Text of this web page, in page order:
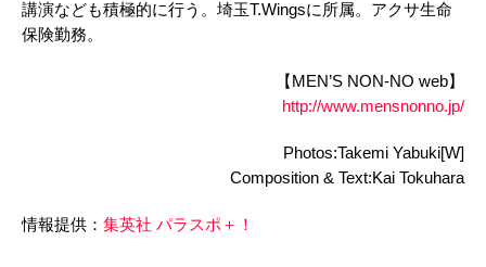
講演なども積極的に行う。埼玉T.Wingsに所属。アクサ生命
保険勤務。
【MEN’S NON-NO web】
http://www.mensnonno.jp/
Photos:Takemi Yabuki[W]
Composition & Text:Kai Tokuhara
情報提供： 集英社 パラスポ＋！